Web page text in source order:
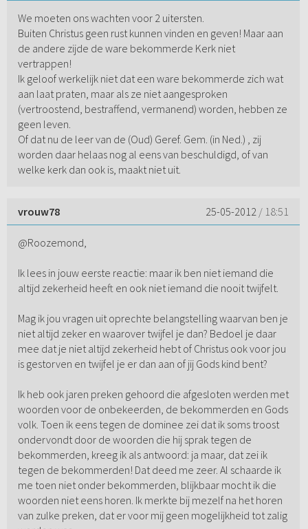
We moeten ons wachten voor 2 uitersten.
Buiten Christus geen rust kunnen vinden en geven! Maar aan
de andere zijde de ware bekommerde Kerk niet
vertrappen!
Ik geloof werkelijk niet dat een ware bekommerde zich wat
aan laat praten, maar als ze niet aangesproken
(vertroostend, bestraffend, vermanend) worden, hebben ze
geen leven.
Of dat nu de leer van de (Oud) Geref. Gem. (in Ned.) , zij
worden daar helaas nog al eens van beschuldigd, of van
welke kerk dan ook is, maakt niet uit.
vrouw78 25-05-2012 / 18:51
@Roozemond,
Ik lees in jouw eerste reactie: maar ik ben niet iemand die
altijd zekerheid heeft en ook niet iemand die nooit twijfelt.
Mag ik jou vragen uit oprechte belangstelling waarvan ben je
niet altijd zeker en waarover twijfel je dan? Bedoel je daar
mee dat je niet altijd zekerheid hebt of Christus ook voor jou
is gestorven en twijfel je er dan aan of jij Gods kind bent?
Ik heb ook jaren preken gehoord die afgesloten werden met
woorden voor de onbekeerden, de bekommerden en Gods
volk. Toen ik eens tegen de dominee zei dat ik soms troost
ondervondt door de woorden die hij sprak tegen de
bekommerden, kreeg ik als antwoord: ja maar, dat zei ik
tegen de bekommerden! Dat deed me zeer. Al schaarde ik
me toen niet onder bekommerden, blijkbaar mocht ik die
woorden niet eens horen. Ik merkte bij mezelf na het horen
van zulke preken, dat er voor mij geen mogelijkheid tot zalig